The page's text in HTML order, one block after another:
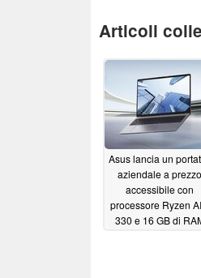
Articoli
Asus lancia un
aziendale a prezzo
accessibile con
processore Ryzen
330 e 16 GB di